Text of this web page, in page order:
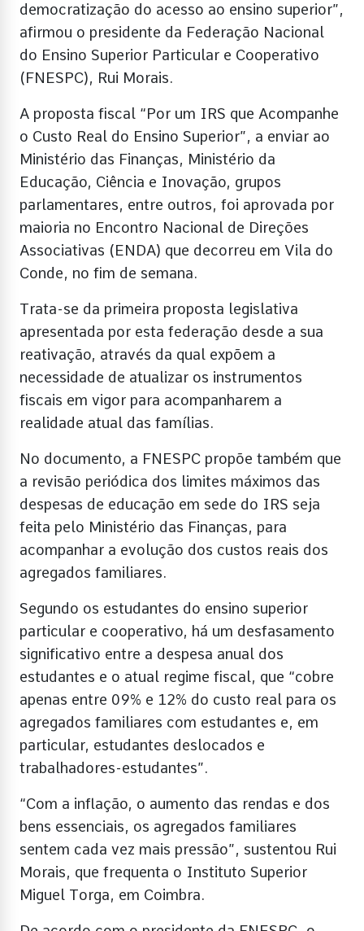
democratização do acesso ao ensino superior”,
afirmou o presidente da Federação Nacional
do Ensino Superior Particular e Cooperativo
(FNESPC), Rui Morais.
A proposta fiscal “Por um IRS que Acompanhe
o Custo Real do Ensino Superior”, a enviar ao
Ministério das Finanças, Ministério da
Educação, Ciência e Inovação, grupos
parlamentares, entre outros, foi aprovada por
maioria no Encontro Nacional de Direções
Associativas (ENDA) que decorreu em Vila do
Conde, no fim de semana.
Trata-se da primeira proposta legislativa
apresentada por esta federação desde a sua
reativação, através da qual expõem a
necessidade de atualizar os instrumentos
fiscais em vigor para acompanharem a
realidade atual das famílias.
No documento, a FNESPC propõe também que
a revisão periódica dos limites máximos das
despesas de educação em sede do IRS seja
feita pelo Ministério das Finanças, para
acompanhar a evolução dos custos reais dos
agregados familiares.
Segundo os estudantes do ensino superior
particular e cooperativo, há um desfasamento
significativo entre a despesa anual dos
estudantes e o atual regime fiscal, que “cobre
apenas entre 09% e 12% do custo real para os
agregados familiares com estudantes e, em
particular, estudantes deslocados e
trabalhadores-estudantes”.
“Com a inflação, o aumento das rendas e dos
bens essenciais, os agregados familiares
sentem cada vez mais pressão”, sustentou Rui
Morais, que frequenta o Instituto Superior
Miguel Torga, em Coimbra.